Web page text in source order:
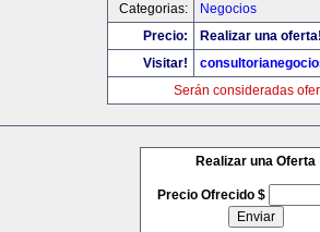
Categorias:
Negocios
Precio:
Realizar una
Visitar!
Serán consideradas
Realizar una Oferta
Precio Ofrecido $